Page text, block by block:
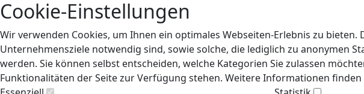
Cookie-Einstellungen
Wir verwenden Cookies, um Ihnen ein optimales Webseiten-Erlebnis zu
Unternehmensziele notwendig sind, sowie solche, die lediglich zu anonymen
werden. Sie können selbst entscheiden, welche Kategorien Sie zulassen
Funktionalitäten der Seite zur Verfügung stehen. Weitere Informationen finden